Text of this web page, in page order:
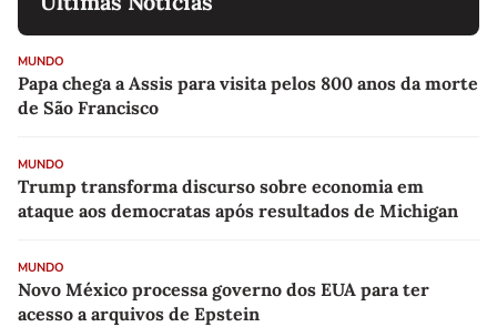
MUNDO
Papa chega a Assis para visita pelos 800 anos da morte
de São Francisco
MUNDO
Trump transforma discurso sobre economia em
ataque aos democratas após resultados de Michigan
MUNDO
Novo México processa governo dos EUA para ter
acesso a arquivos de Epstein